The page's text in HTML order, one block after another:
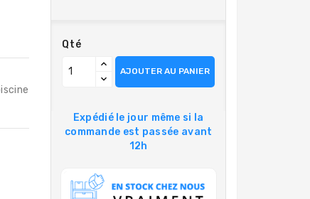
Qté
AJOUTER AU PANIER
Expédié le jour même si la
commande est passée avant
12h